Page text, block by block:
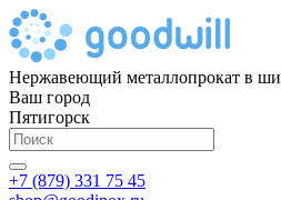
Нержавеющий металлопрокат в
Ваш город
Пятигорск
+7 (879) 331 75 45